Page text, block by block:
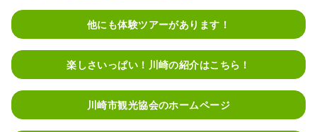
他にも体験ツアーがあります！
楽しさいっぱい！川崎の紹介はこちら！
川崎市観光協会のホームページ